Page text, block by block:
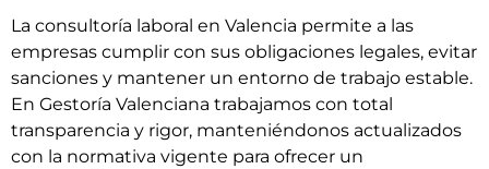
La consultoría laboral en Valencia permite a las
empresas cumplir con sus obligaciones legales, evitar
sanciones y mantener un entorno de trabajo estable.
En Gestoría Valenciana trabajamos con total
transparencia y rigor, manteniéndonos actualizados
con la normativa vigente para ofrecer un